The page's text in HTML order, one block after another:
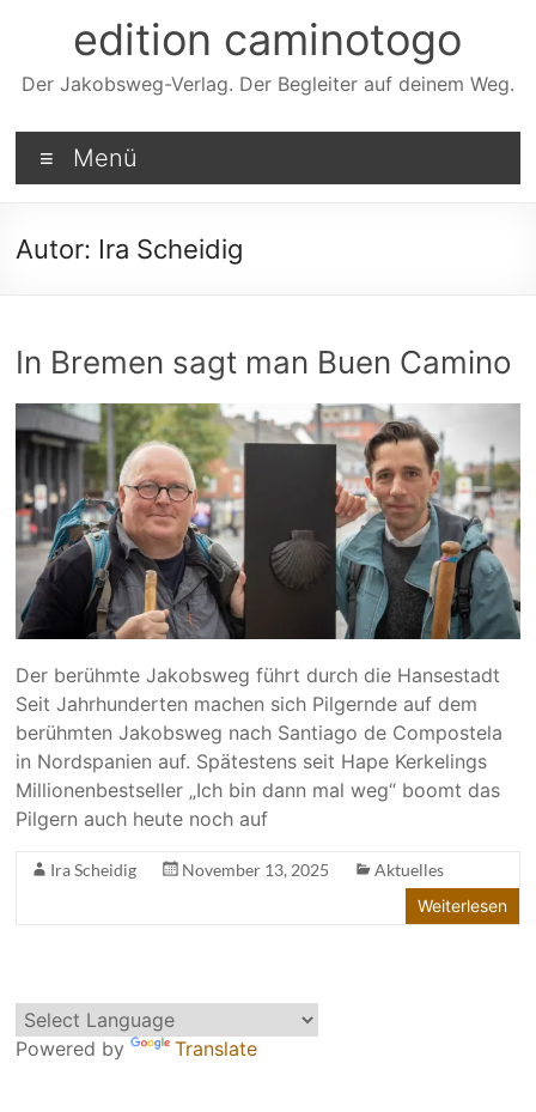
edition caminotogo
Der Jakobsweg-Verlag. Der Begleiter auf deinem Weg.
Menü
Autor: Ira Scheidig
In Bremen sagt man Buen Camino
Der berühmte Jakobsweg führt durch die Hansestadt
Seit Jahrhunderten machen sich Pilgernde auf dem
berühm­ten Jakobs­weg nach Santiago de Compostela
in Nord­spanien auf. Spätestens seit Hape Kerkelings
Milli­o­nen­best­seller „Ich bin dann mal weg“ boomt das
Pilgern auch heute noch auf
Ira Scheidig November 13, 2025
Aktuelles
Weiterlesen
Powered by Translate